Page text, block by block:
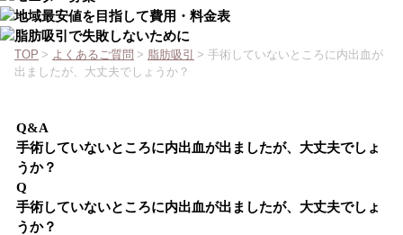
TOP > よくあるご質問 > 脂肪吸引 > 手術していないところに内出血が
出ましたが、大丈夫でしょうか？
Q&A
手術していないところに内出血が出ましたが、大丈夫でしょ
うか？
Q
手術していないところに内出血が出ましたが、大丈夫でしょ
うか？